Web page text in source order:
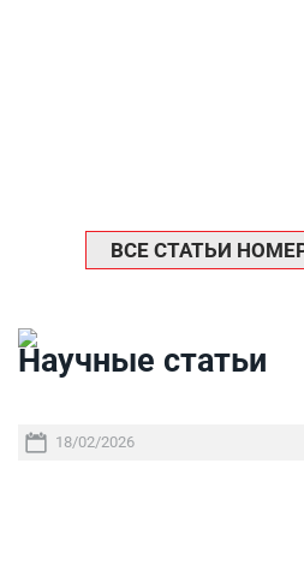
ВСЕ СТАТЬИ
Научные статьи
18/02/2026